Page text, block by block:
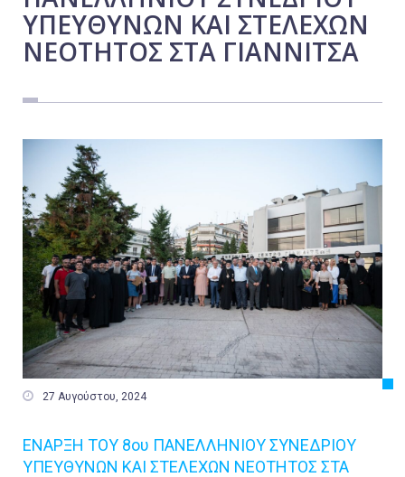
ΥΠΕΥΘΥΝΩΝ ΚΑΙ ΣΤΕΛΕΧΩΝ
ΝΕΟΤΗΤΟΣ ΣΤΑ ΓΙΑΝΝΙΤΣΑ
 27 Αυγούστου, 2024
ΕΝΑΡΞΗ ΤΟΥ 8ου ΠΑΝΕΛΛΗΝΙΟΥ ΣΥΝΕΔΡΙΟΥ
ΥΠΕΥΘΥΝΩΝ ΚΑΙ ΣΤΕΛΕΧΩΝ ΝΕΟΤΗΤΟΣ ΣΤΑ
Εργασία
Ελλάδα
Αγροτικά
Αθλητικά
Αστυνομικό Δελτίο